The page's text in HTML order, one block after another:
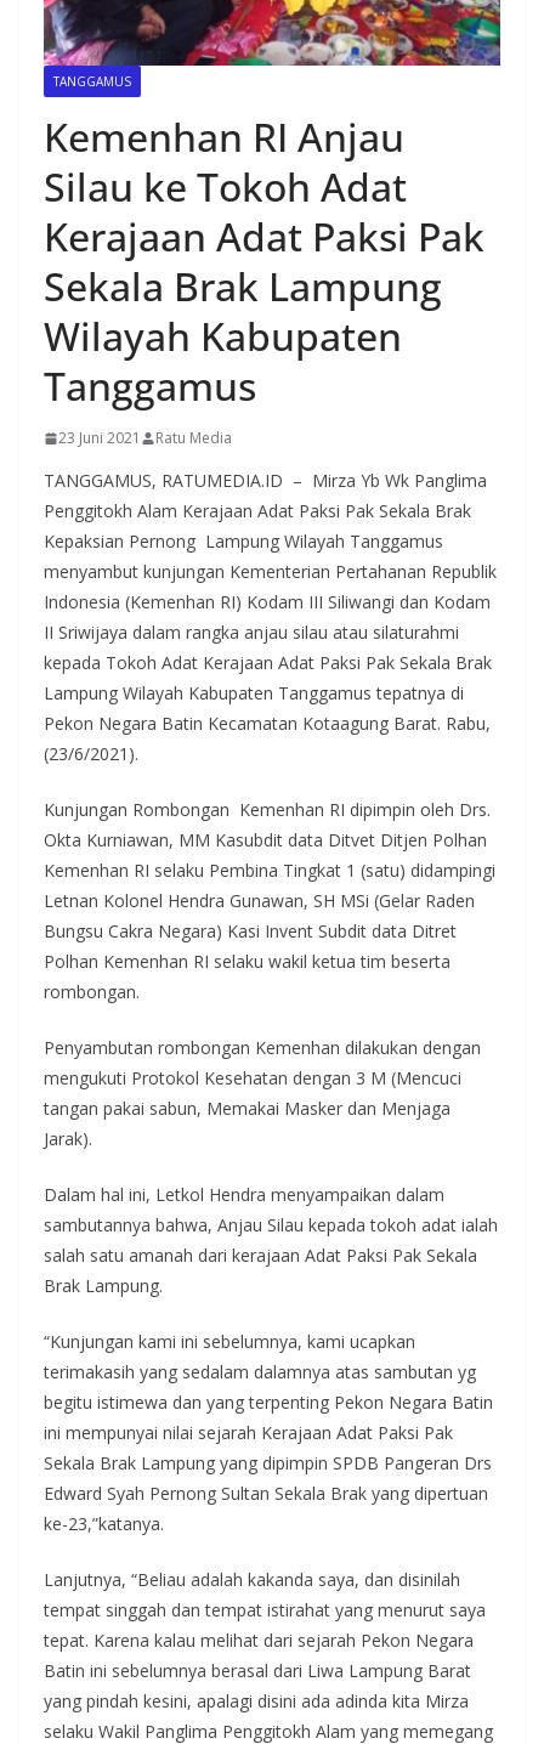
TANGGAMUS
Kemenhan RI Anjau
Silau ke Tokoh Adat
Kerajaan Adat Paksi Pak
Sekala Brak Lampung
Wilayah Kabupaten
Tanggamus
23 Juni 2021 Ratu Media
TANGGAMUS, RATUMEDIA.ID – Mirza Yb Wk Panglima
Penggitokh Alam Kerajaan Adat Paksi Pak Sekala Brak
Kepaksian Pernong Lampung Wilayah Tanggamus
menyambut kunjungan Kementerian Pertahanan Republik
Indonesia (Kemenhan RI) Kodam III Siliwangi dan Kodam
II Sriwijaya dalam rangka anjau silau atau silaturahmi
kepada Tokoh Adat Kerajaan Adat Paksi Pak Sekala Brak
Lampung Wilayah Kabupaten Tanggamus tepatnya di
Pekon Negara Batin Kecamatan Kotaagung Barat. Rabu,
(23/6/2021).
Kunjungan Rombongan Kemenhan RI dipimpin oleh Drs.
Okta Kurniawan, MM Kasubdit data Ditvet Ditjen Polhan
Kemenhan RI selaku Pembina Tingkat 1 (satu) didampingi
Letnan Kolonel Hendra Gunawan, SH MSi (Gelar Raden
Bungsu Cakra Negara) Kasi Invent Subdit data Ditret
Polhan Kemenhan RI selaku wakil ketua tim beserta
rombongan.
Penyambutan rombongan Kemenhan dilakukan dengan
mengukuti Protokol Kesehatan dengan 3 M (Mencuci
tangan pakai sabun, Memakai Masker dan Menjaga
Jarak).
Dalam hal ini, Letkol Hendra menyampaikan dalam
sambutannya bahwa, Anjau Silau kepada tokoh adat ialah
salah satu amanah dari kerajaan Adat Paksi Pak Sekala
Brak Lampung.
“Kunjungan kami ini sebelumnya, kami ucapkan
terimakasih yang sedalam dalamnya atas sambutan yg
begitu istimewa dan yang terpenting Pekon Negara Batin
ini mempunyai nilai sejarah Kerajaan Adat Paksi Pak
Sekala Brak Lampung yang dipimpin SPDB Pangeran Drs
Edward Syah Pernong Sultan Sekala Brak yang dipertuan
ke-23,”katanya.
Lanjutnya, “Beliau adalah kakanda saya, dan disinilah
tempat singgah dan tempat istirahat yang menurut saya
tepat. Karena kalau melihat dari sejarah Pekon Negara
Batin ini sebelumnya berasal dari Liwa Lampung Barat
yang pindah kesini, apalagi disini ada adinda kita Mirza
selaku Wakil Panglima Penggitokh Alam yang memegang